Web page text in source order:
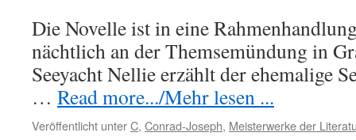
Die Novelle ist in eine
nächtlich an der Themsemündung in
Seeyacht Nellie erzählt der ehemalige
… Read more.../Mehr lesen ...
Veröffentlicht unterC, Conrad-Joseph, Meisterwerke der